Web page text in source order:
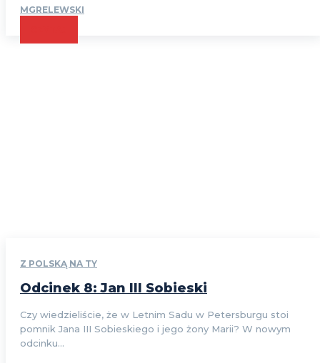
MGRELEWSKI
Z POLSKĄ NA TY
Odcinek 8: Jan III Sobieski
Czy wiedzieliście, że w Letnim Sadu w Petersburgu stoi
pomnik Jana III Sobieskiego i jego żony Marii? W nowym
odcinku...